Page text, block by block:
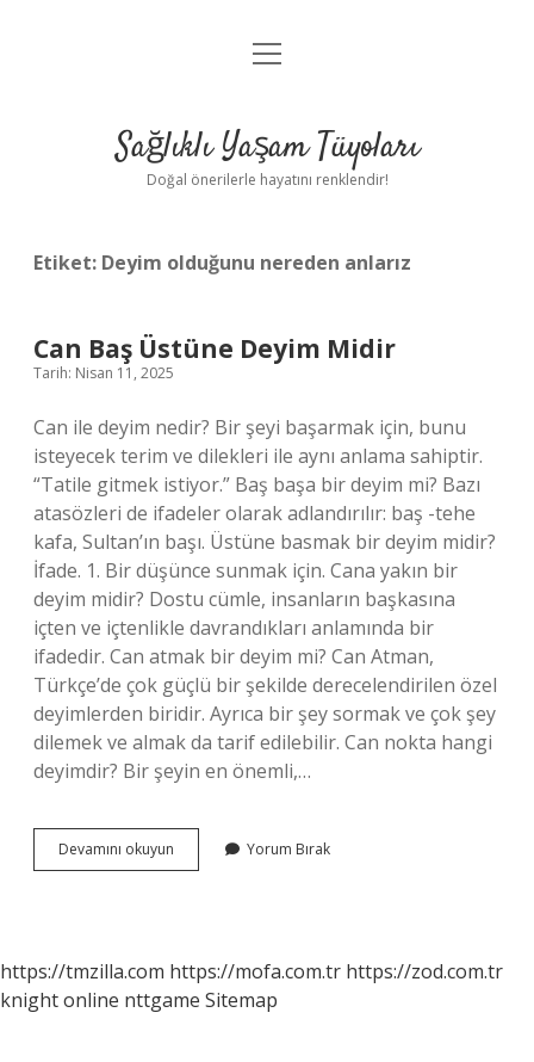
Anasayfa
Yasal Uyarı
menüyü
Sağlıklı Yaşam Tüyoları
Doğal önerilerle hayatını renklendir!
Etiket: Deyim olduğunu nereden anlarız
Can Baş Üstüne Deyim Midir
Tarih: Nisan 11, 2025
Can ile deyim nedir? Bir şeyi başarmak için, bunu
isteyecek terim ve dilekleri ile aynı anlama sahiptir.
“Tatile gitmek istiyor.” Baş başa bir deyim mi? Bazı
atasözleri de ifadeler olarak adlandırılır: baş -tehe
kafa, Sultan’ın başı. Üstüne basmak bir deyim midir?
İfade. 1. Bir düşünce sunmak için. Cana yakın bir
deyim midir? Dostu cümle, insanların başkasına
içten ve içtenlikle davrandıkları anlamında bir
ifadedir. Can atmak bir deyim mi? Can Atman,
Türkçe’de çok güçlü bir şekilde derecelendirilen özel
deyimlerden biridir. Ayrıca bir şey sormak ve çok şey
dilemek ve almak da tarif edilebilir. Can nokta hangi
deyimdir? Bir şeyin en önemli,…
Devamını okuyun
Baş
Yorum Bırak
https://tmzilla.com https://mofa.com.tr https://zod.com.tr
knight online nttgame Sitemap